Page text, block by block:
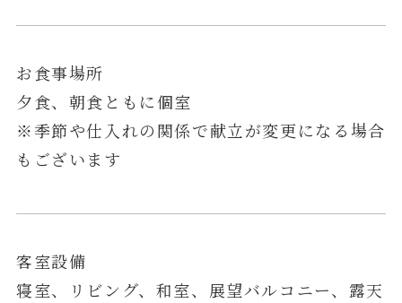
お食事場所
夕食、朝食ともに個室
※季節や仕入れの関係で献立が変更になる場合
もございます
客室設備
寝室、リビング、和室、展望バルコニー、露天